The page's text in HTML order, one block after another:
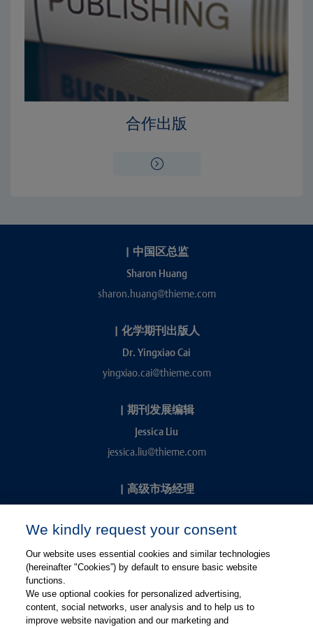
合作出版
| 中国区总监
Sharon Huang
sharon.huang@thieme.com
| 化学期刊出版人
Dr. Yingxiao Cai
yingxiao.cai@thieme.com
| 期刊发展编辑
Jessica Liu
jessica.liu@thieme.com
| 高级市场经理
kevin.chang@thieme.com
We kindly request your consent
Our website uses essential cookies and similar technologies
(hereinafter "Cookies”) by default to ensure basic website
functions.
We use optional cookies for personalized advertising,
content, social networks, user analysis and to help us to
improve website navigation and our marketing and